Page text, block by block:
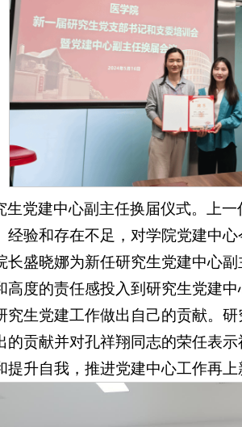
生党建中心副主任换届仪式。上
经验和存在不足，对学院党建中
长盛晓娜为新任研究生党建中心
高度的责任感投入到研究生党建
究生党建工作做出自己的贡献。
的贡献并对孔祥翔同志的荣任表
升自我，推进党建中心工作再上